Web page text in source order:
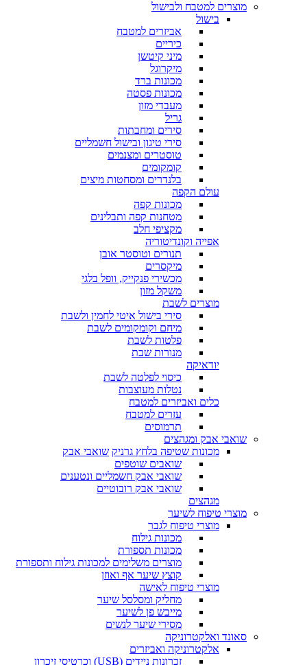
מוצרים למטבח ולבישול
בישול
אביזרים למטבח
כיריים
מיני קיטשן
מיקרוגל
מכונות ברד
מכונות פסטה
מעבדי מזון
גריל
סירים ומחבתות
סירי טיגון ובישול חשמליים
טוסטרים ומצנמים
קומקומים
בלנדרים ומסחטות מיצים
עולם הקפה
מכונות קפה
מטחנות קפה ותבלינים
מקציפי חלב
אפייה וקונדיטוריה
תנורים וטוסטר אובן
מיקסרים
מכשירי פנקייק, וופל בלגי
משקל מזון
מוצרים לשבת
סירי בישול איטי לחמין ולשבת
מיחם וקומקומים לשבת
פלטות לשבת
מנורות שבת
יודאיקה
כיסוי לפלטה לשבת
נטלות מעוצבות
כלים ואביזרים למטבח
עזרים למטבח
תרמוסים
שואבי אבק ומגהצים
מכונות שטיפה בלחץ גרניק שואבי אבק
שואבים שוטפים
שואבי אבק חשמליים ונטענים
שואבי אבק רובוטיים
מגהצים
מוצרי טיפוח לשיער
מוצרי טיפוח לגבר
מכונות גילוח
מכונות תספורת
מוצרים משלימים למכונות גילוח ותספורת
קוצץ שיער אף ואוזן
מוצרי טיפוח לאישה
מחליק ומסלסל שיער
מייבש פן לשיער
מסירי שיער לנשים
סאונד ואלקטרוניקה
אלקטרוניקה ואביזרים
זכרונות ניידים (USB) וכרטיסי זיכרון